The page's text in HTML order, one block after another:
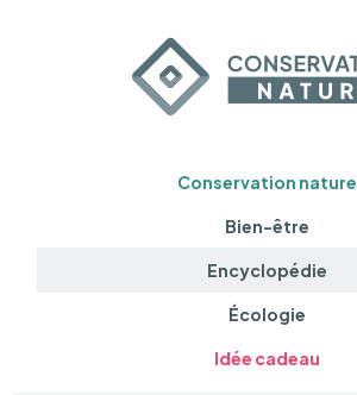
Conservation nature
Bien-être
Encyclopédie
Écologie
Idée cadeau